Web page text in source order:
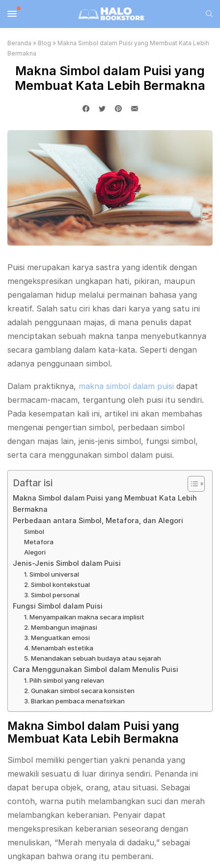
Beranda » Blog » Makna Simbol dalam Puisi yang Membuat Kata Lebih
Bermakna
Makna Simbol dalam Puisi yang
Membuat Kata Lebih Bermakna
Puisi merupakan karya sastra yang identik dengan
mengekspresikan ungkapan hati, pikiran, maupun
pengalaman hidup melalui permainan bahasa yang
kreatif. Salah satu ciri khas dari karya yang satu ini
adalah penggunaan majas, di mana penulis dapat
menciptakan sebuah makna tanpa menyebutkannya
secara gamblang dalam kata-kata. Seperti dengan
adanya penggunaan simbol.
Dalam praktiknya, makna simbol dalam puisi dapat
bermacam-macam, tergantung oleh puisi itu sendiri.
Pada kesempatan kali ini, artikel ini akan membahas
mengenai pengertian simbol, perbedaan simbol
dengan majas lain, jenis-jenis simbol, fungsi simbol,
serta cara menggunakan simbol dalam puisi.
Daftar isi
Makna Simbol dalam Puisi yang Membuat Kata Lebih
Bermakna
Perbedaan antara Simbol, Metafora, dan Alegori
Simbol
Metafora
Alegori
Jenis-Jenis Simbol dalam Puisi
1. Simbol universal
2. Simbol kontekstual
3. Simbol personal
Fungsi Simbol dalam Puisi
1. Menyampaikan makna secara implisit
2. Membangun imajinasi
3. Menguatkan emosi
4. Menambah estetika
5. Menandakan sebuah budaya atau sejarah
Cara Menggunakan Simbol dalam Menulis Puisi
1. Pilih simbol yang relevan
2. Gunakan simbol secara konsisten
3. Biarkan pembaca menafsirkan
Makna Simbol dalam Puisi yang
Membuat Kata Lebih Bermakna
Simbol memiliki pengertian yakni penanda yang
mewakili sesuatu di luar dirinya sendiri. Penanda ini
dapat berupa objek, orang, atau situasi. Sebagai
contoh, warna putih melambangkan suci dan merah
melambangkan keberanian. Penyair dapat
mengekspresikan keberanian seseorang dengan
menuliskan, “Merah menyala di dadaku,” sebagai
ungkapan bahwa orang itu pemberani.